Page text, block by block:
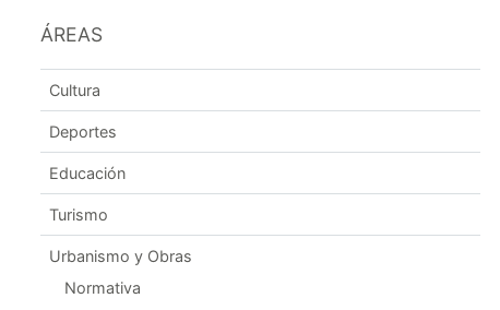
ÁREAS
Cultura
Deportes
Educación
Turismo
Urbanismo y Obras
Normativa